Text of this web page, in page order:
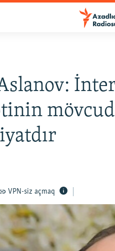
VPN-siz açmaq